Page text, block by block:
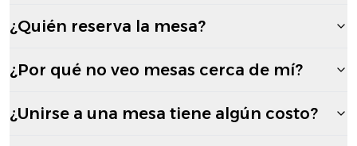
¿Quién reserva la mesa?
¿Por qué no veo mesas cerca de mí?
¿Unirse a una mesa tiene algún costo?